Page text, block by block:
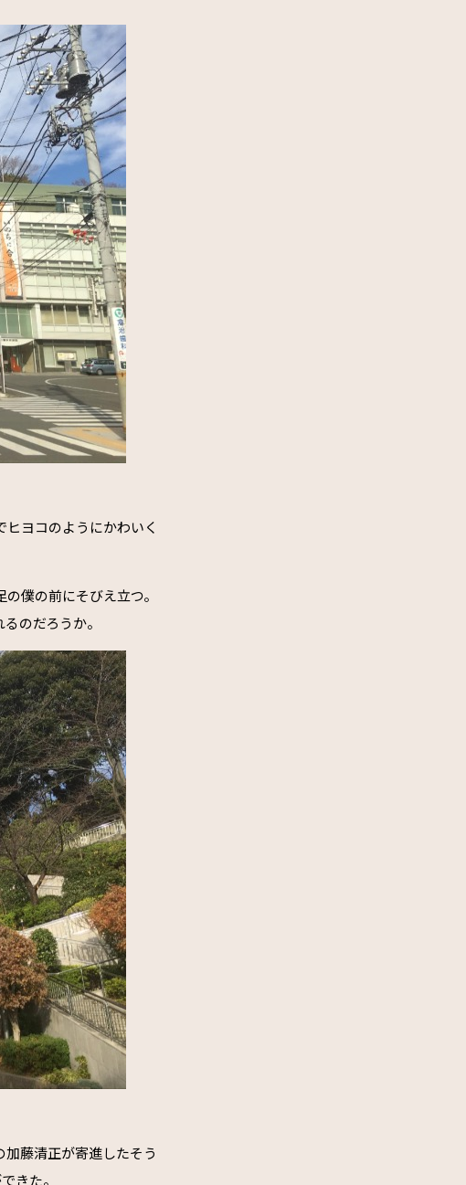
ヨコのようにかわいく
僕の前にそびえ立つ。
のだろうか。
藤清正が寄進したそう
きた。